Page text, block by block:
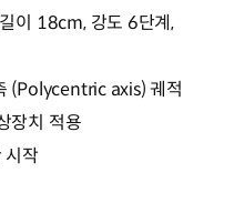
이 18cm, 강도 6단계,
(Polycentric axis) 궤적
장치 적용
작